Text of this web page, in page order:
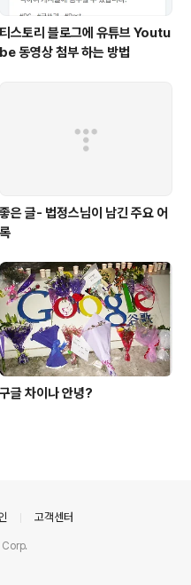
티스토리 블로그에 유튜브 Youtu
be 동영상 첨부 하는 방법
좋은 글- 법정스님이 남긴 주요 어
록
구글 차이나 안녕?
고객센터